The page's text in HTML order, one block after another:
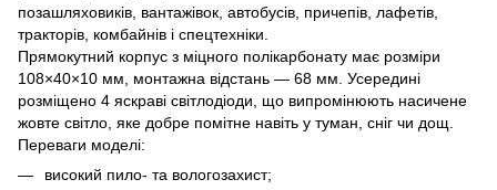
позашляховиків, вантажівок, автобусів, причепів, лафетів,
тракторів, комбайнів і спецтехніки.
Прямокутний корпус з міцного полікарбонату має розміри
108×40×10 мм, монтажна відстань — 68 мм. Усередині
розміщено 4 яскраві світлодіоди, що випромінюють насичене
жовте світло, яке добре помітне навіть у туман, сніг чи дощ.
Переваги моделі:
високий пило- та вологозахист;